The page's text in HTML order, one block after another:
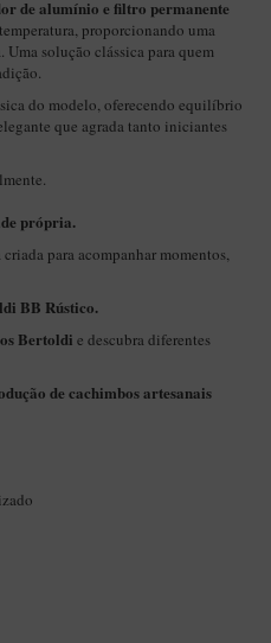
DE BRIAR ITALIANO
de alumínio e filtro permanente
proporcionando uma
solução clássica para quem
do modelo, oferecendo equilíbrio
que agrada tanto iniciantes
própria.
para acompanhar momentos,
BB Rústico.
Bertoldi e descubra diferentes
de cachimbos artesanais